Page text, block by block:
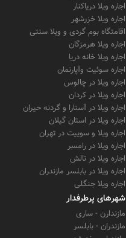
اجاره ویلا دریاکنار
اجاره ویلا خزرشهر
اقامتگاه بوم گردی و ویلا سنتی
اجاره ویلا هرمزگان
اجاره ویلا خانه دریا
اجاره سوئیت وآپارتمان
اجاره ویلا در چالوس
اجاره ویلا در کردان
اجاره ویلا در آستارا و گردنه حیران
اجاره ویلا در استان گیلان
اجاره ویلا و سوییت در تهران
اجاره ویلا در رامسر
اجاره ویلا در تالش
اجاره ویلا در بابلسر مازندران
اجاره ویلا جنگلی
شهرهای پرطرفدار
مازندارن - ساری
مازندران - بابلسر